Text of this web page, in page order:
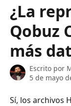
¿La
Qobuz
más
Escrito por
5 de mayo
Sí, los archivos